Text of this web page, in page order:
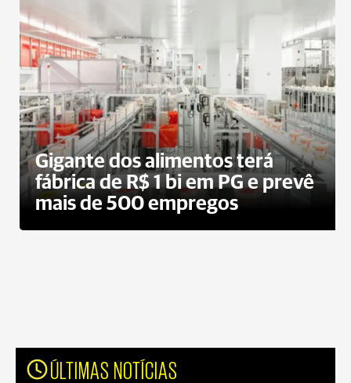
Gigante dos alimentos terá
fábrica de R$ 1 bi em PG e prevê
mais de 500 empregos
ÚLTIMAS NOTÍCIAS